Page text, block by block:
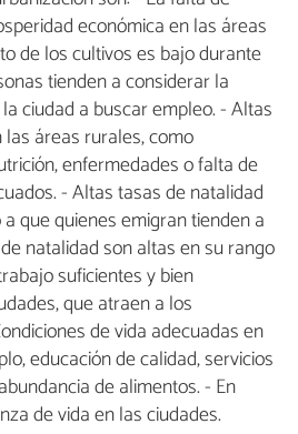
económica en las áreas
de los cultivos es bajo durante
tienden a considerar la
ciudad a buscar empleo. - Altas
áreas rurales, como
enfermedades o falta de
- Altas tasas de natalidad
que quienes emigran tienden a
natalidad son altas en su rango
suficientes y bien
que atraen a los
de vida adecuadas en
educación de calidad, servicios
de alimentos. - En
de vida en las ciudades.